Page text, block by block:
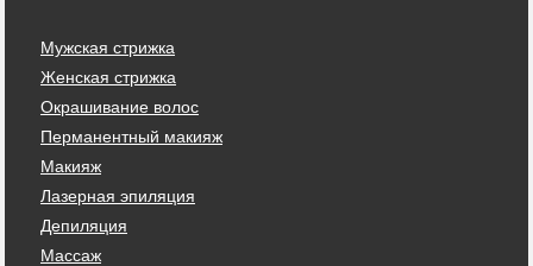
Мужская стрижка
Женская стрижка
Окрашивание волос
Перманентный макияж
Макияж
Лазерная эпиляция
Депиляция
Массаж